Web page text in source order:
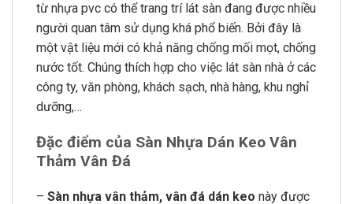
từ nhựa pvc có thể trang trí lát sàn đang được nhiều
người quan tâm sử dụng khá phổ biến. Bởi đây là
một vật liệu mới có khả năng chống mối mọt, chống
nước tốt. Chúng thích hợp cho việc lát sàn nhà ở các
công ty, văn phòng, khách sạch, nhà hàng, khu nghỉ
dưỡng,…
Đặc điểm của Sàn Nhựa Dán Keo Vân
Thảm Vân Đá
– Sàn nhựa vân thảm, vân đá dán keo này được